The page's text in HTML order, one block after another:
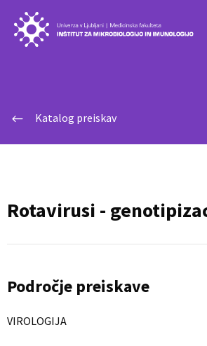
# Katalog preiskav
Rotavirusi -
Področje preiskave
VIROLOGIJA